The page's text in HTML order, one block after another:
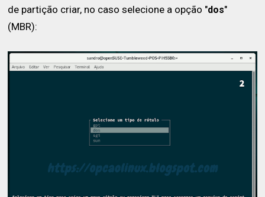
de partição criar, no caso selecione a opção "dos"
(MBR):